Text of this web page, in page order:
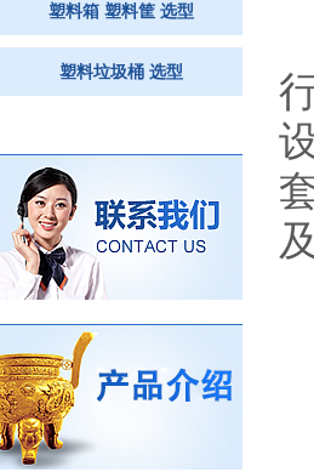
塑料箱 塑料筐 选型
塑料垃圾桶 选型